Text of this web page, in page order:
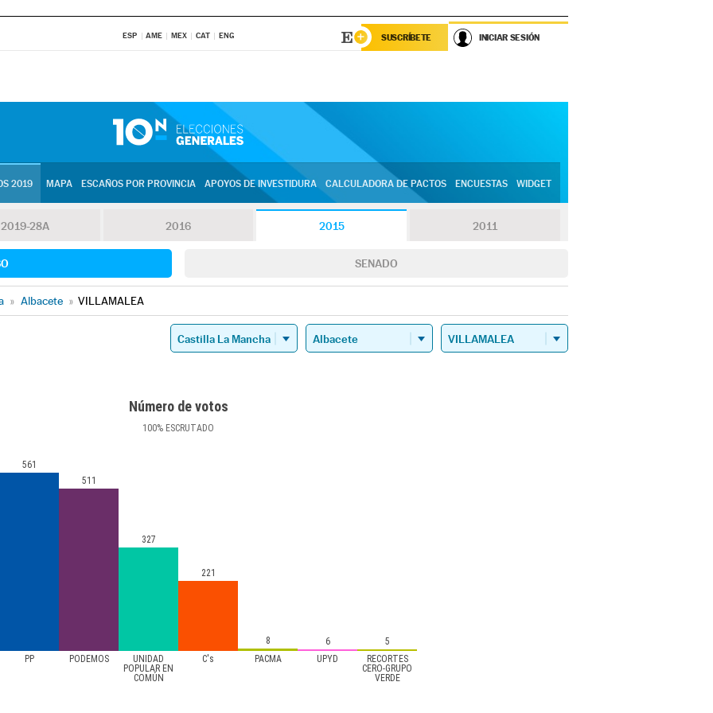
ESP AME MEX CAT ENG SUSCRÍBETE INICIAR SESIÓN
2019 MAPA ESCAÑOS POR PROVINCIA APOYOS DE INVESTIDURA CALCULADORA DE PACTOS ENCUESTAS WIDGET
2019-28A 2016 2015 2011
SENADO
» Albacete » VILLAMALEA
Número de votos
100% ESCRUTADO
PP PODEMOS
UNIDAD
POPULAR EN
COMÚN
C's PACMA UPYD
RECORTES
CERO-GRUPO
VERDE
561
511
327
221
8 6 5